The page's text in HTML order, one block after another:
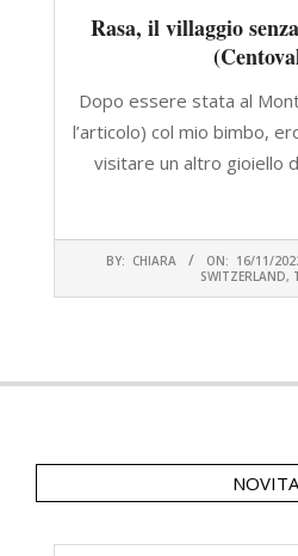
Rasa, il villaggio
Dopo essere stata al
l’articolo) col mio bimbo,
visitare un altro gioiello
16
BY: CHIARA ON: 16/11/
SWITZERLAND,